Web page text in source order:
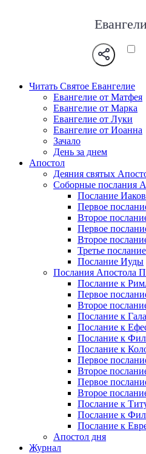
Читать Святое Евангелие
Евангелие от Матфея
Евангелие от Марка
Евангелие от Луки
Евангелие от Иоанна
Зачало
День за днем
Апостол
Деяния святых
Соборные послания
Послание
Первое
Второе
Первое
Второе
Третье
Послание Иуды
Послания Апостола
Послание к
Первое
Второе
Послание к
Послание к
Послание к
Послание к
Первое
Второе
Первое
Второе
Послание к
Послание к
Послание к
Апостол дня
Журнал